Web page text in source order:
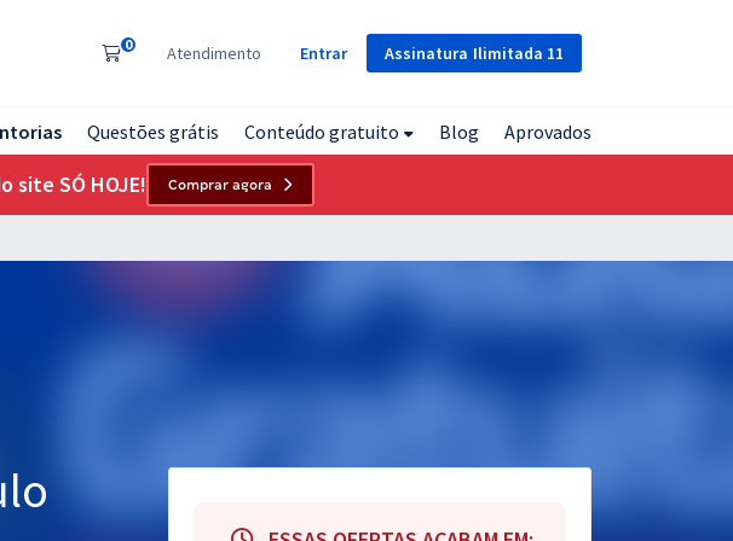
Assinatura Ilimitada 11
0 Atendimento Entrar
Questões grátis Conteúdo gratuito Blog Aprovados
site SÓ HOJE! Comprar agora